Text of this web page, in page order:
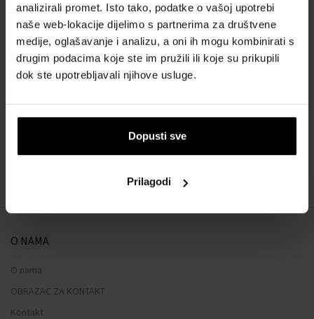
analizirali promet. Isto tako, podatke o vašoj upotrebi
naše web-lokacije dijelimo s partnerima za društvene
medije, oglašavanje i analizu, a oni ih mogu kombinirati s
drugim podacima koje ste im pružili ili koje su prikupili
dok ste upotrebljavali njihove usluge.
Dopusti sve
Prilagodi
Težina artikla: 0.04
Opseg isporuke: Poklon kutija
O BRENDU
Naš izbor skrojen samo za vas
O NAMA
O nama
OBRAZAC ZA KONTAKT
Kontakt